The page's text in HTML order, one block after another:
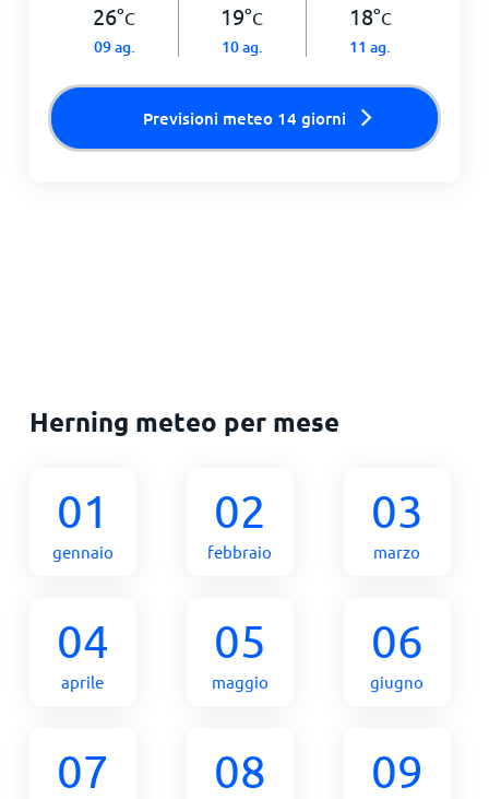
26°C
09 ag.
19°C
10 ag.
18°C
11 ag.
Previsioni meteo 14 giorni
Herning meteo per mese
01
gennaio
02
febbraio
03
marzo
04
aprile
05
maggio
06
giugno
07 08 09